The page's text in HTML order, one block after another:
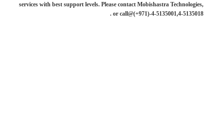
services with best support levels. Please contact Mobishastra Technologies,
or call@(+971)-4-5135001,4-5135018 .